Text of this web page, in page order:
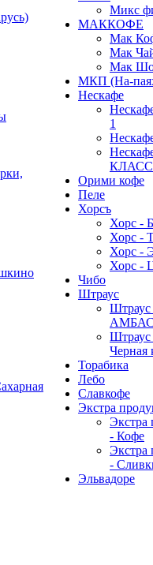
Микс
МАККОФЕ
Мак
Мак
Мак
МКП (На-
Нескафе
1
Орими кофе
Пеле
Хорсъ
Хорс -
Хорс -
Хорс -
Хорс -
Чибо
Штраус
Штраус
Штраус
Черная
Торабика
Лебо
Славкофе
Экстра
Экстра
- Кофе
Экстра
-
Эльвадоре